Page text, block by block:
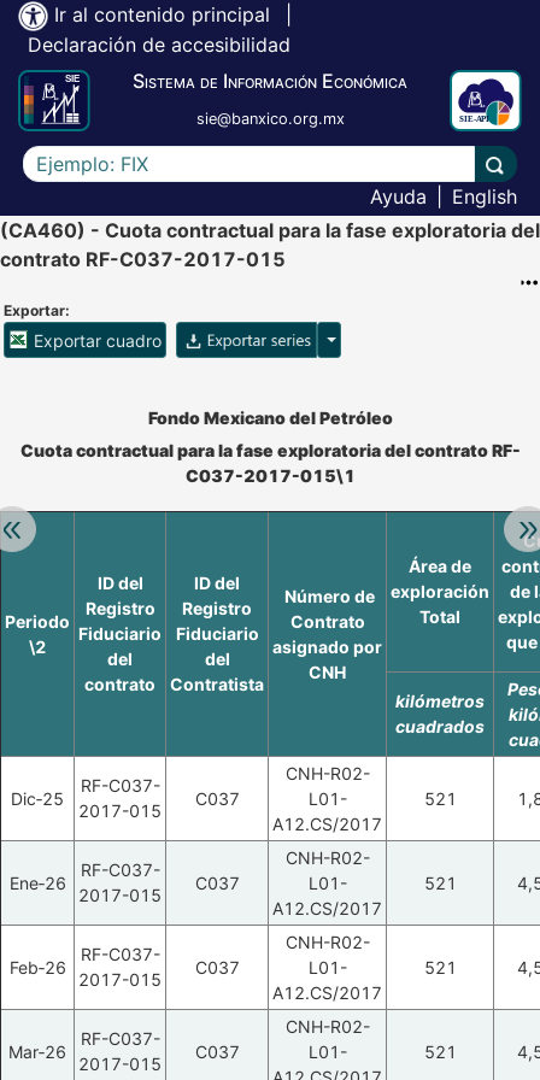
Ir al contenido principal
Declaración de accesibilidad
Sistema de Información Económica
sie@banxico.org.mx
Escriba el texto a buscar
Ayuda
English
(CA460) - Cuota contractual para la fase exploratoria del
contrato RF-C037-2017-015
Exportar:
Exportar cuadro Opciones para exportar
Retroceder:
Accesibilidad de Cuadros Analíticos, al exportar el cuadro
Fondo Mexicano del Petróleo
Cuota contractual para la fase exploratoria del contrato RF-
C037-2017-015\1
Periodo
\2
ID del
Registro
Fiduciario
del
contrato
ID del
Registro
Fiduciario
del
Contratista
Número de
Contrato
asignado por
CNH
Área de
exploración
Total
de
kilómetros
cuadrados
Dic‑25
RF-C037-
2017-015
C037
CNH-R02-
L01-
A12.CS/2017
521
Ene‑26
RF-C037-
2017-015
C037
CNH-R02-
L01-
A12.CS/2017
521
Feb‑26
RF-C037-
2017-015
C037
CNH-R02-
L01-
A12.CS/2017
521
Mar‑26
RF-C037-
2017-015
C037
CNH-R02-
L01-
521